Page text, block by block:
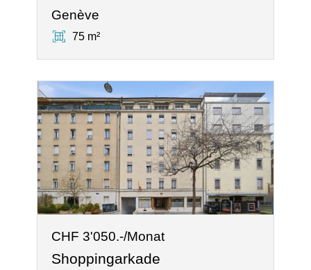
Genève
75 m²
CHF 3'050.-/Monat
Shoppingarkade